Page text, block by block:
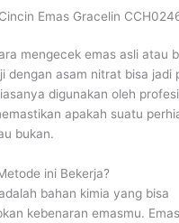
Emas Gracelin
mengecek emas asli atau
dengan asam nitrat bisa jadi
digunakan oleh
apakah suatu
bukan.
ini Bekerja?
bahan kimia yang bisa
kebenaran emasmu.